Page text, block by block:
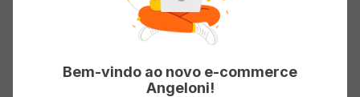
Bem-vindo ao novo e-commerce
Angeloni!